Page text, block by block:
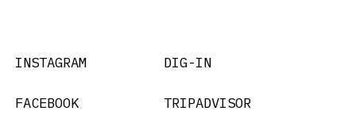
INSTAGRAM DIG-IN
FACEBOOK TRIPADVISOR